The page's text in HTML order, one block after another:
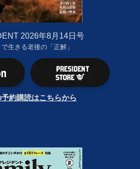
2026年8月14日号
生きる老後の「正解」
約購読はこちらから